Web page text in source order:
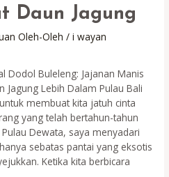
Daun Jagung
Oleh-Oleh /i wayan
Dodol Buleleng: Jajanan Manis
Jagung Lebih Dalam Pulau Bali
membuat kita jatuh cinta
yang telah bertahun-tahun
Dewata, saya menyadari
sebatas pantai yang eksotis
Ketika kita berbicara